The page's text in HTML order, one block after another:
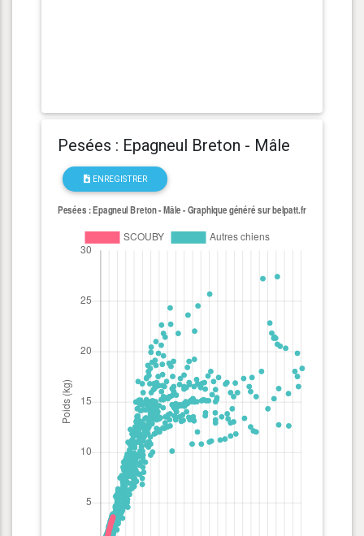
Pesées : Epagneul Breton - Mâle
ENREGISTRER